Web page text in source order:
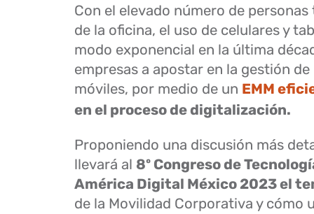
Con el elevado número de
de la oficina, el uso de celulares y
modo exponencial en la última
empresas a apostar en la gestión
móviles, por medio de un EMM
en el proceso de digitalización.
Proponiendo una discusión más
llevará al 8º Congreso de
América Digital México 2023 el
de la Movilidad Corporativa y cómo